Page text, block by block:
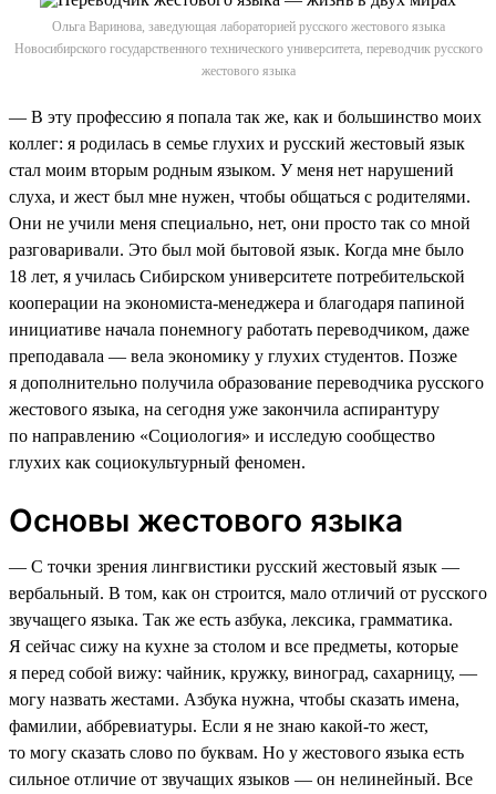
Ольга Варинова, заведующая лабораторией русского жестового языка
Новосибирского государственного технического университета, переводчик русского
жестового языка
— В эту профессию я попала так же, как и большинство моих
коллег: я родилась в семье глухих и русский жестовый язык
стал моим вторым родным языком. У меня нет нарушений
слуха, и жест был мне нужен, чтобы общаться с родителями.
Они не учили меня специально, нет, они просто так со мной
разговаривали. Это был мой бытовой язык. Когда мне было
18 лет, я училась Сибирском университете потребительской
кооперации на экономиста-менеджера и благодаря папиной
инициативе начала понемногу работать переводчиком, даже
преподавала — вела экономику у глухих студентов. Позже
я дополнительно получила образование переводчика русского
жестового языка, на сегодня уже закончила аспирантуру
по направлению «Социология» и исследую сообщество
глухих как социокультурный феномен.
Основы жестового языка
— С точки зрения лингвистики русский жестовый язык —
вербальный. В том, как он строится, мало отличий от русского
звучащего языка. Так же есть азбука, лексика, грамматика.
Я сейчас сижу на кухне за столом и все предметы, которые
я перед собой вижу: чайник, кружку, виноград, сахарницу, —
могу назвать жестами. Азбука нужна, чтобы сказать имена,
фамилии, аббревиатуры. Если я не знаю какой-то жест,
то могу сказать слово по буквам. Но у жестового языка есть
сильное отличие от звучащих языков — он нелинейный. Все